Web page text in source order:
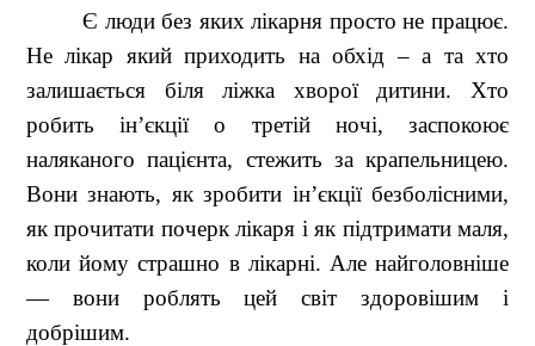
Є люди без яких лікарня просто не працює.
Не лікар який приходить на обхід – а та хто
залишається біля ліжка хворої дитини. Хто
робить ін’єкції о третій ночі, заспокоює
наляканого пацієнта, стежить за крапельницею.
Вони знають, як зробити ін’єкції безболісними,
як прочитати почерк лікаря і як підтримати маля,
коли йому страшно в лікарні. Але найголовніше
— вони роблять цей світ здоровішим і
добрішим.